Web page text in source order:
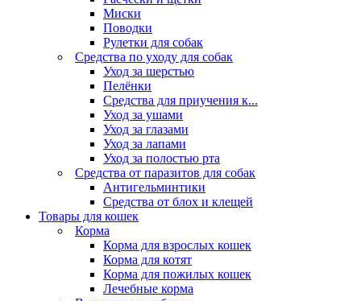
Миски
Поводки
Рулетки для собак
Средства по уходу для собак
Уход за шерстью
Пелёнки
Средства для приучения к...
Уход за ушами
Уход за глазами
Уход за лапами
Уход за полостью рта
Средства от паразитов для собак
Антигельминтики
Средства от блох и клещей
Товары для кошек
Корма
Корма для взрослых кошек
Корма для котят
Корма для пожилых кошек
Лечебные корма